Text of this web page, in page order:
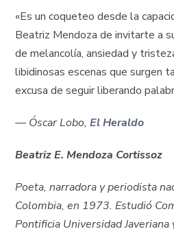
«Es un coqueteo desde la
Beatriz Mendoza de invitarte a
de melancolía, ansiedad y
libidinosas escenas que surgen
excusa de seguir liberando
— Óscar Lobo,El Heraldo
Beatriz E. Mendoza Cortissoz
Poeta, narradora y periodista
Colombia, en 1973. Estudió
Pontificia Universidad Javeriana